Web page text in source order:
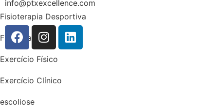
Fisioterapia Desportiva
Fisioterapia
Exercício Físico
Exercício Clínico
escoliose
info@ptxexcellence.com